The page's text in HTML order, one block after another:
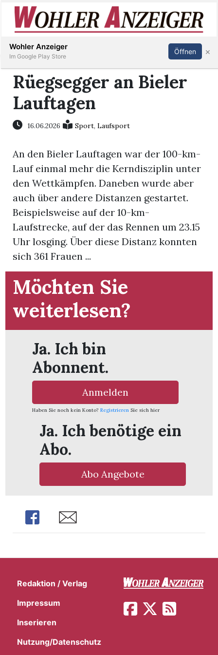
Immobilien
Veranstaltungen
Stellen
E-
Newsletter
App
Inserieren Abonnieren Anmelden
Rüegsegger an Bieler
Lauftagen
16.06.2026 Sport,Laufsport
An den Bieler Lauftagen war der 100-km-
Lauf einmal mehr die Kerndisziplin unter
den Wettkämpfen. Daneben wurde aber
auch über andere Distanzen gestartet.
Beispielsweise auf der 10-km-
Laufstrecke, auf der das Rennen um 23.15
Uhr losging. Über diese Distanz konnten
sich 361 Frauen ...
Möchten Sie
weiterlesen?
Ja. Ich bin
Abonnent.
Anmelden
Haben Sie noch kein Konto? Registrieren Sie sich hier
Ja. Ich benötige ein
Abo.
Abo Angebote
Share Share
Redaktion / Verlag
Impressum
Inserieren
Nutzung/Datenschutz
Wohler Anzeiger
Im Google Play Store
Öffnen ×